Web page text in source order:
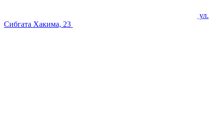
ул.
Сибгата Хакима, 23